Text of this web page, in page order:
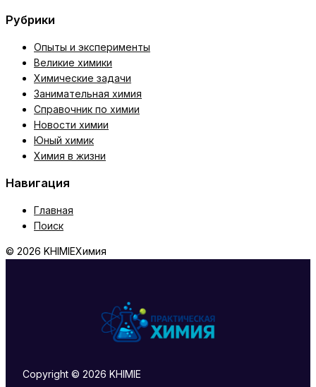
Рубрики
Опыты и эксперименты
Великие химики
Химические задачи
Занимательная химия
Справочник по химии
Новости химии
Юный химик
Химия в жизни
Навигация
Главная
Поиск
© 2026 KHIMIEХимия
Copyright © 2026 KHIMIE